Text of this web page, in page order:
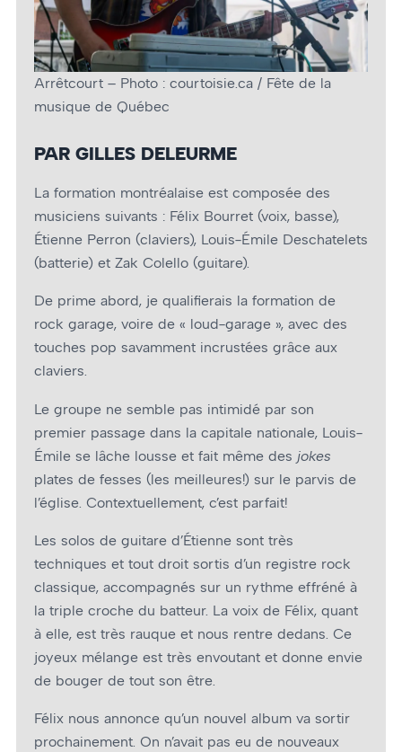
Arrêtcourt – Photo : courtoisie.ca / Fête de la
musique de Québec
PAR GILLES DELEURME
La formation montréalaise est composée des
musiciens suivants : Félix Bourret (voix, basse),
Étienne Perron (claviers), Louis-Émile Deschatelets
(batterie) et Zak Colello (guitare).
De prime abord, je qualifierais la formation de
rock garage, voire de « loud-garage », avec des
touches pop savamment incrustées grâce aux
claviers.
Le groupe ne semble pas intimidé par son
premier passage dans la capitale nationale, Louis-
Émile se lâche lousse et fait même des jokes
plates de fesses (les meilleures!) sur le parvis de
l’église. Contextuellement, c’est parfait!
Les solos de guitare d’Étienne sont très
techniques et tout droit sortis d’un registre rock
classique, accompagnés sur un rythme effréné à
la triple croche du batteur. La voix de Félix, quant
à elle, est très rauque et nous rentre dedans. Ce
joyeux mélange est très envoutant et donne envie
de bouger de tout son être.
Félix nous annonce qu’un nouvel album va sortir
prochainement. On n’avait pas eu de nouveaux